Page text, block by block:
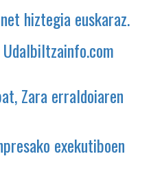
hiztegia euskaraz.
Zara erraldoiaren
exekutiboen